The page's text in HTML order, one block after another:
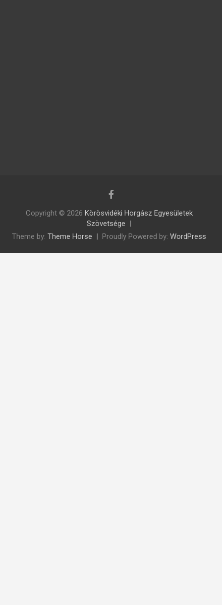
Copyright © 2026 Körösvidéki Horgász Egyesületek
Szövetsége
Theme by: Theme Horse Proudly Powered by: WordPress